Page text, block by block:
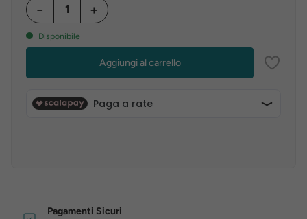
− +
Disponibile
Aggiungi al carrello
Pagamenti Sicuri